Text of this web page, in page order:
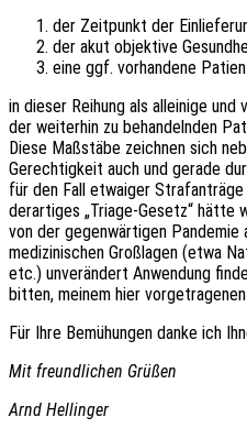
der Zeitpunkt der
der akut objektive
eine ggf. vorhandene
in dieser Reihung als alleinige
der weiterhin zu behandelnden
Diese Maßstäbe zeichnen sich
Gerechtigkeit auch und gerade
für den Fall etwaiger Strafanträge
derartiges „Triage-Gesetz“ hätte
von der gegenwärtigen Pandemie
medizinischen Großlagen (etwa
etc.) unverändert Anwendung
bitten, meinem hier
Für Ihre Bemühungen danke ich
Mit freundlichen Grüßen
Arnd Hellinger